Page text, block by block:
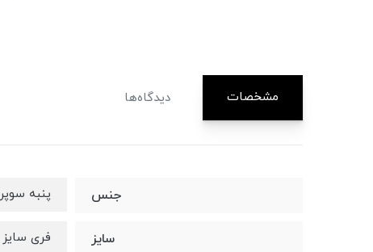
مشخصات دیدگاه‌ها
جنس پنبه سوپر
سایز فری سایز ۳۶ تا ۴۶